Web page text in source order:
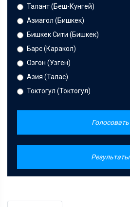
Талант (Беш-Кунгей)
Азиагол (Бишкек)
Бишкек Сити (Бишкек)
Барс (Каракол)
Озгон (Узген)
Азия (Талас)
Токтогул (Токтогул)
Голосовать
Результаты